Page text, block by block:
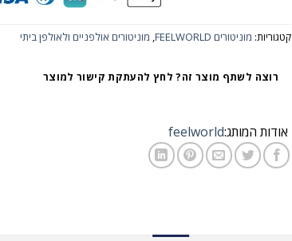
קטגוריות: מוניטורים FEELWORLD , מוניטורים אולפניים ולאולפן ביתי
רוצה לשתף מוצר זה? לחץ להעתקת קישור למוצר
אודות המותג:feelworld